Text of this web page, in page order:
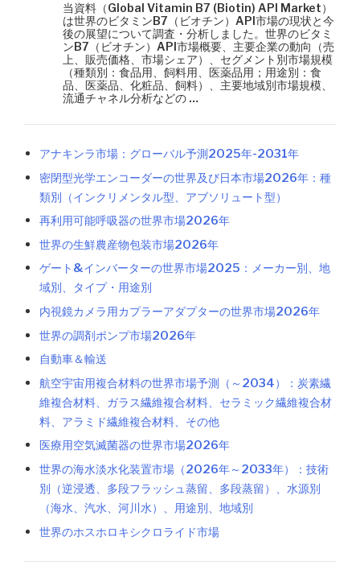
当資料（Global Vitamin B7 (Biotin) API Market）
は世界のビタミンB7（ビオチン）API市場の現状と今
後の展望について調査・分析しました。世界のビタミ
ンB7（ビオチン）API市場概要、主要企業の動向（売
上、販売価格、市場シェア）、セグメント別市場規模
（種類別：食品用、飼料用、医薬品用；用途別：食
品、医薬品、化粧品、飼料）、主要地域別市場規模、
流通チャネル分析などの …
アナキンラ市場：グローバル予測2025年-2031年
密閉型光学エンコーダーの世界及び日本市場2026年：種
類別（インクリメンタル型、アブソリュート型）
再利用可能呼吸器の世界市場2026年
世界の生鮮農産物包装市場2026年
ゲート&インバーターの世界市場2025：メーカー別、地
域別、タイプ・用途別
内視鏡カメラ用カプラーアダプターの世界市場2026年
世界の調剤ポンプ市場2026年
自動車＆輸送
航空宇宙用複合材料の世界市場予測（～2034）：炭素繊
維複合材料、ガラス繊維複合材料、セラミック繊維複合材
料、アラミド繊維複合材料、その他
医療用空気滅菌器の世界市場2026年
世界の海水淡水化装置市場（2026年～2033年）：技術
別（逆浸透、多段フラッシュ蒸留、多段蒸留）、水源別
（海水、汽水、河川水）、用途別、地域別
世界のホスホロキシクロライド市場